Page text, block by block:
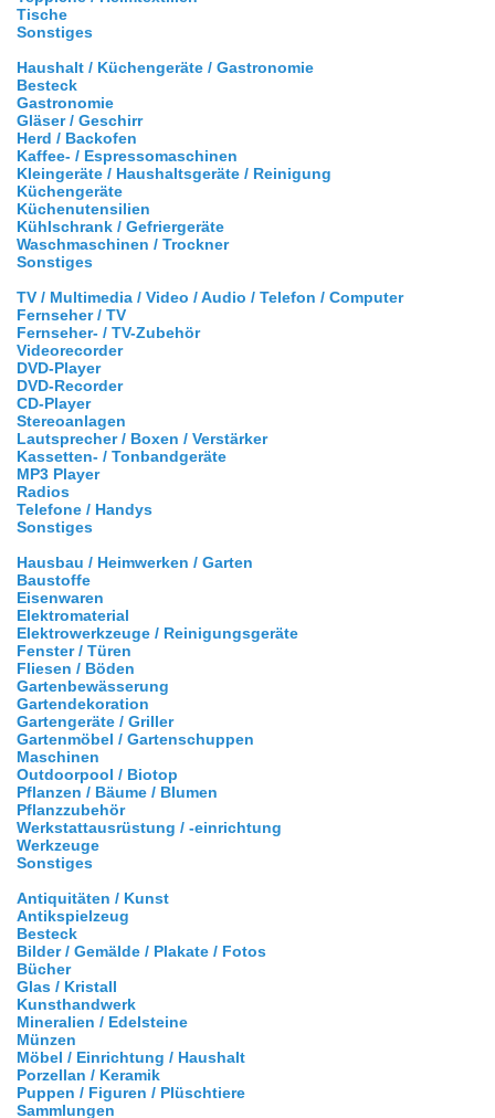
Tische
Sonstiges
Haushalt / Küchengeräte / Gastronomie
Besteck
Gastronomie
Gläser / Geschirr
Herd / Backofen
Kaffee- / Espressomaschinen
Kleingeräte / Haushaltsgeräte / Reinigung
Küchengeräte
Küchenutensilien
Kühlschrank / Gefriergeräte
Waschmaschinen / Trockner
Sonstiges
TV / Multimedia / Video / Audio / Telefon / Computer
Fernseher / TV
Fernseher- / TV-Zubehör
Videorecorder
DVD-Player
DVD-Recorder
CD-Player
Stereoanlagen
Lautsprecher / Boxen / Verstärker
Kassetten- / Tonbandgeräte
MP3 Player
Radios
Telefone / Handys
Sonstiges
Hausbau / Heimwerken / Garten
Baustoffe
Eisenwaren
Elektromaterial
Elektrowerkzeuge / Reinigungsgeräte
Fenster / Türen
Fliesen / Böden
Gartenbewässerung
Gartendekoration
Gartengeräte / Griller
Gartenmöbel / Gartenschuppen
Maschinen
Outdoorpool / Biotop
Pflanzen / Bäume / Blumen
Pflanzzubehör
Werkstattausrüstung / -einrichtung
Werkzeuge
Sonstiges
Antiquitäten / Kunst
Antikspielzeug
Besteck
Bilder / Gemälde / Plakate / Fotos
Bücher
Glas / Kristall
Kunsthandwerk
Mineralien / Edelsteine
Münzen
Möbel / Einrichtung / Haushalt
Porzellan / Keramik
Puppen / Figuren / Plüschtiere
Sammlungen